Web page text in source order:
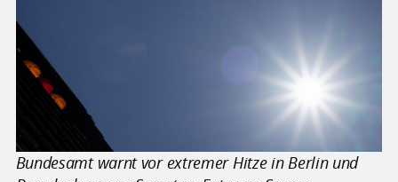
Bundesamt warnt vor extremer Hitze in Berlin und